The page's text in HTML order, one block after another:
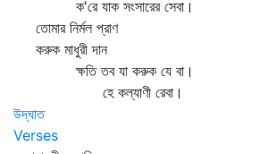
ক'রে যাক সংসারের সেবা।
তোমার নির্মল প্রাণ
করুক মাধুরী দান
ক্ষতি তব যা করুক যে বা।
হে কল্যাণী রেবা।
উদ্‌ঘাত
Verses